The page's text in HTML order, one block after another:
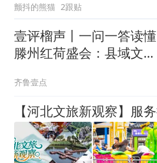
颤抖的熊猫 2跟贴
壹评榴声丨一问一答读懂
滕州红荷盛会：县域文旅
齐鲁壹点